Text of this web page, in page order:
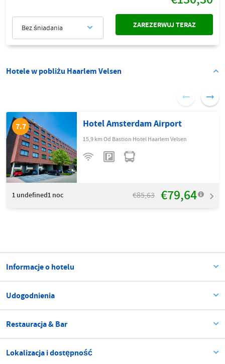
Bez śniadania ZAREZERWUJ TERAZ
Hotele w pobliżu Haarlem Velsen
7.7 Hotel Amsterdam Airport
15,9 km Od Bastion Hotel Haarlem Velsen
1 undefined1 noc €85,63 €79,64
Informacje o hotelu
Udogodnienia
Restauracja & Bar
Lokalizacja i dostępność